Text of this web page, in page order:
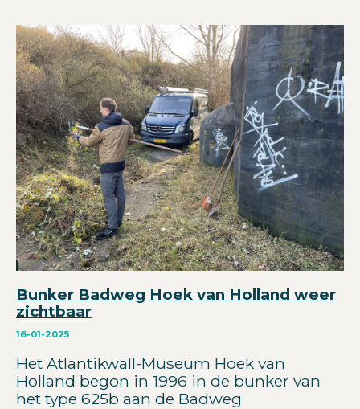
Bunker Badweg Hoek van Holland weer
zichtbaar
16-01-2025
Het Atlantikwall-Museum Hoek van
Holland begon in 1996 in de bunker van
het type 625b aan de Badweg